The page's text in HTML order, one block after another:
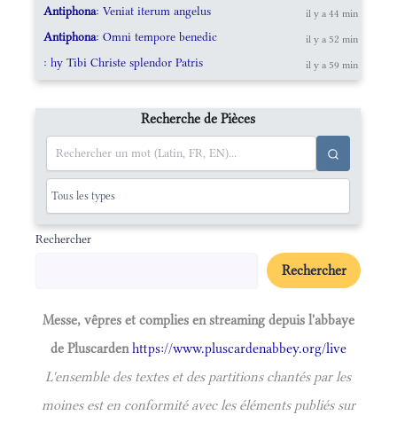
Antiphona: Veniat iterum angelus il y a 44 min
Antiphona: Omni tempore benedic il y a 52 min
: hy Tibi Christe splendor Patris il y a 59 min
Recherche de Pièces
Rechercher
Rechercher
Messe, vêpres et complies en streaming depuis l'abbaye
de Pluscardenhttps://www.pluscardenabbey.org/live
L'ensemble des textes et des partitions chantés par les
moines est en conformité avec les éléments publiés sur